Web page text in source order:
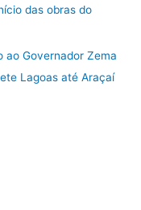
das obras do
ao Governador Zema
Lagoas até Araçaí